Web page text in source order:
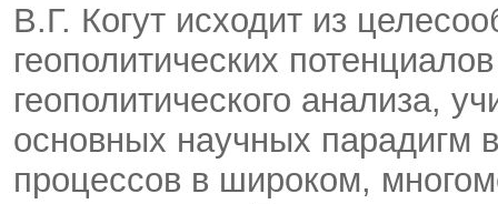
В.Г. Когут исходит из
геополитических
геополитического анализа,
основных научных парадигм
процессов в широком,